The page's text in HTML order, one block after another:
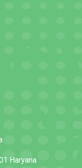
Haryana